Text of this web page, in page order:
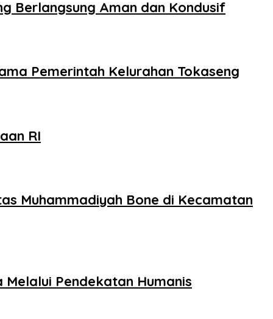
Berlangsung Aman dan Kondusif
Pemerintah Kelurahan Tokaseng
RI
Muhammadiyah Bone di Kecamatan
Pendekatan Humanis